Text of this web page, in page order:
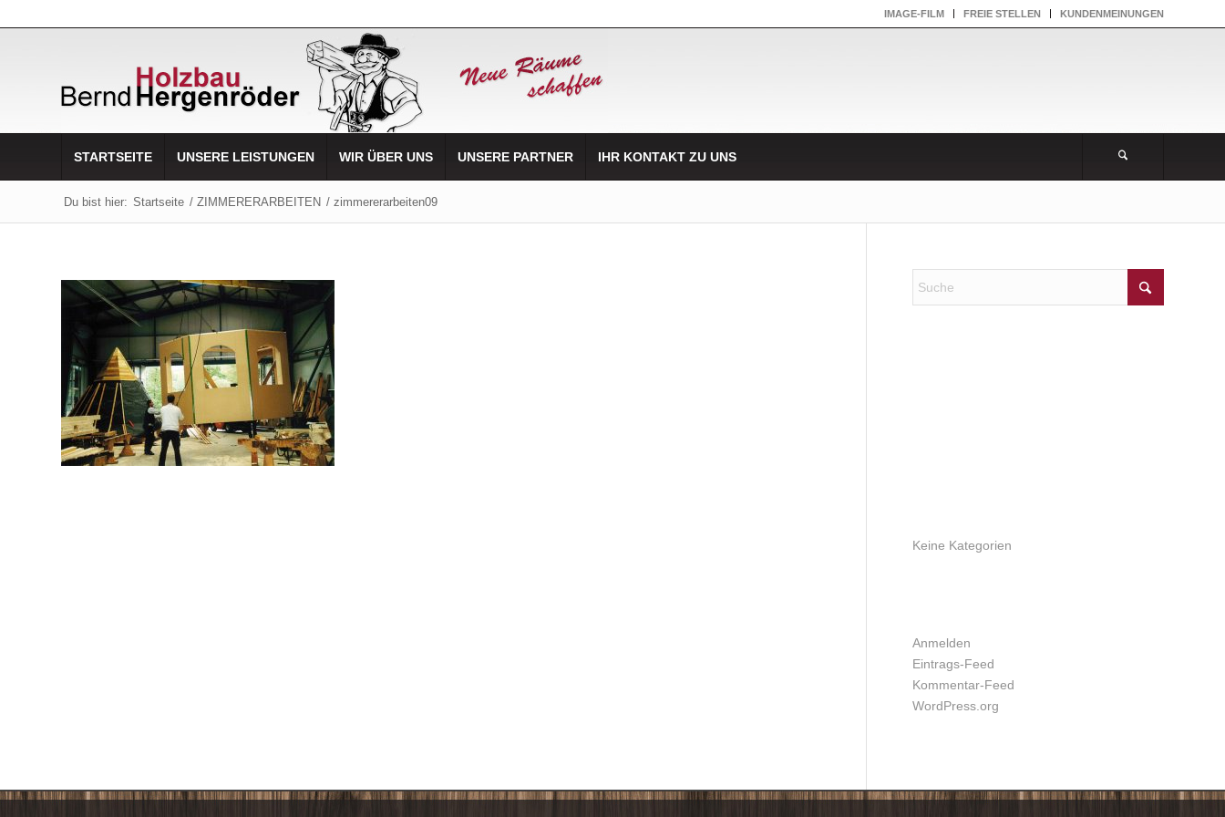
IMAGE-FILM FREIE STELLEN KUNDENMEINUNGEN
STARTSEITE UNSERE LEISTUNGEN WIR ÜBER UNS UNSERE PARTNER IHR KONTAKT ZU UNS
Du bist hier: Startseite / ZIMMERERARBEITEN / zimmererarbeiten09
Keine Kategorien
Anmelden
Eintrags-Feed
Kommentar-Feed
WordPress.org